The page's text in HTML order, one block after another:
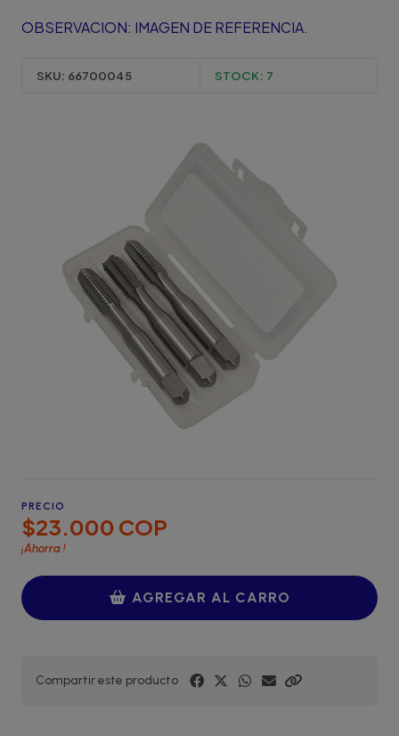
OBSERVACION: IMAGEN DE REFERENCIA.
SKU: 66700045 STOCK: 7
PRECIO
$23.000 COP
¡Ahorra!
AGREGAR AL CARRO
Compartir este producto